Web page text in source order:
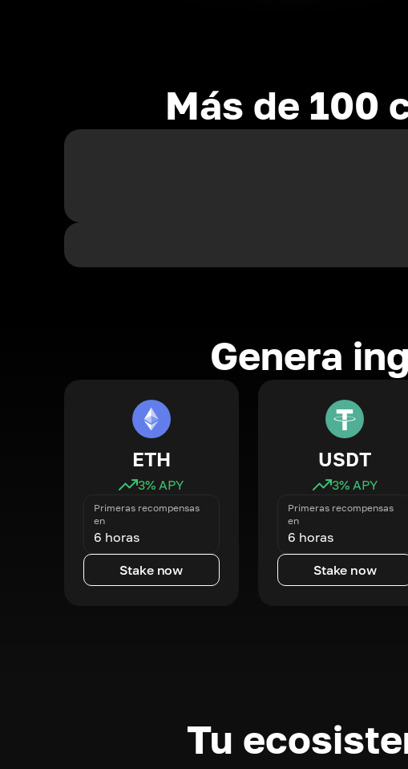
Más de 100
Genera
ETH
3% APY
Primeras recompensas
en
6 horas
Stake now
USDT
3% APY
Primeras recompensas
en
6 horas
Stake now
Tu